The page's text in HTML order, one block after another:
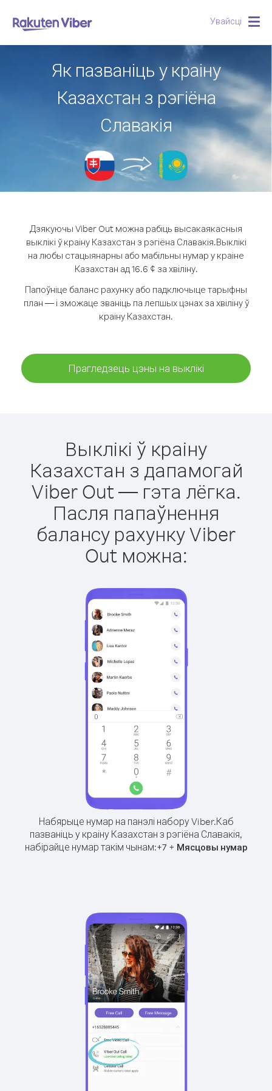
Увайсці
Як пазваніць у краіну
Казахстан з рэгіёна
Славакія
Дзякуючы Viber Out можна рабіць высакаякасныя
выклікі ў краіну Казахстан з рэгіёна Славакія.Выклікі
на любы стацыянарны або мабільны нумар у краіне
Казахстан ад 16.6 ¢ за хвіліну.
Папоўніце баланс рахунку або падключыце тарыфны
план — і зможаце званіць па лепшых цэнах за хвіліну ў
краіну Казахстан.
Прагледзець цэны на выклікі
Выклікі ў краіну
Казахстан з дапамогай
Viber Out — гэта лёгка.
Пасля папаўнення
балансу рахунку Viber
Out можна:
Набярыце нумар на панэлі набору Viber.Каб
пазваніць у краіну Казахстан з рэгіёна Славакія,
набірайце нумар такім чынам:+7+ Мясцовы нумар